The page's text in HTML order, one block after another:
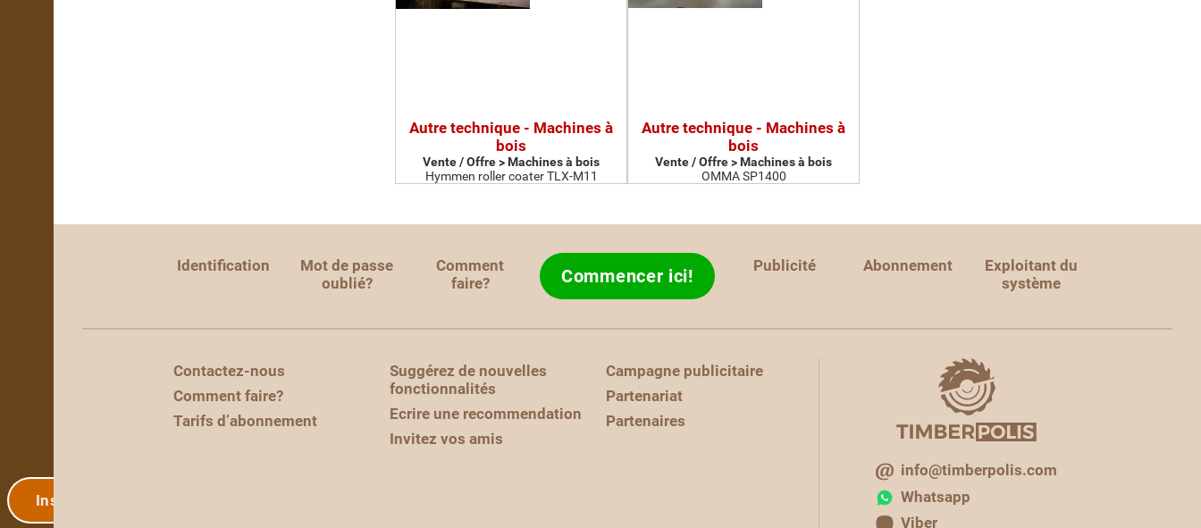
Inscription
Autre technique - Machines à
bois
Vente / Offre > Machines à bois
Hymmen roller coater TLX-M11
Autre technique - Machines à
bois
Vente / Offre > Machines à bois
OMMA SP1400
Identification
Mot de passe
oublié?
Comment
faire?
Commencer ici! Publicité Abonnement
Exploitant du
système
Contactez-nous
Comment faire?
Tarifs d’abonnement
Suggérez de nouvelles
fonctionnalités
Ecrire une recommendation
Invitez vos amis
Campagne publicitaire
Partenariat
Partenaires
info@timberpolis.com
Whatsapp
Viber